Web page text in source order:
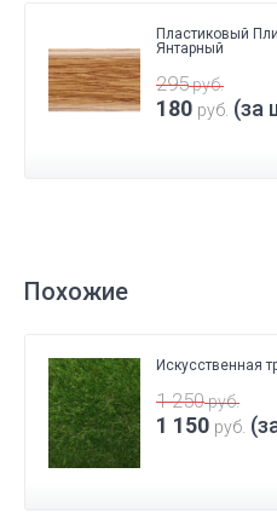
Пластиковый
Янтарный
295руб.
180 руб. (за
Похожие
Искусственная
1 250руб.
1 150 руб.